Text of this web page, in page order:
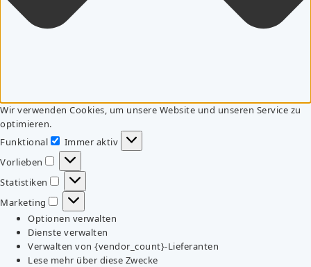
Wir verwenden Cookies, um unsere Website und unseren Service zu
optimieren.
Funktional
Funktional
Immer aktiv
Vorlieben
Vorlieben
Statistiken
Statistiken
Marketing
Marketing
Optionen verwalten
Dienste verwalten
Verwalten von {vendor_count}-Lieferanten
Lese mehr über diese Zwecke